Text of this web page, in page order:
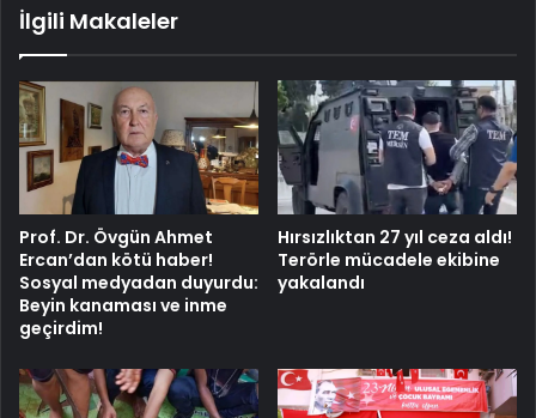
İlgili Makaleler
Prof. Dr. Övgün Ahmet
Ercan’dan kötü haber!
Sosyal medyadan duyurdu:
Beyin kanaması ve inme
geçirdim!
Hırsızlıktan 27 yıl ceza aldı!
Terörle mücadele ekibine
yakalandı